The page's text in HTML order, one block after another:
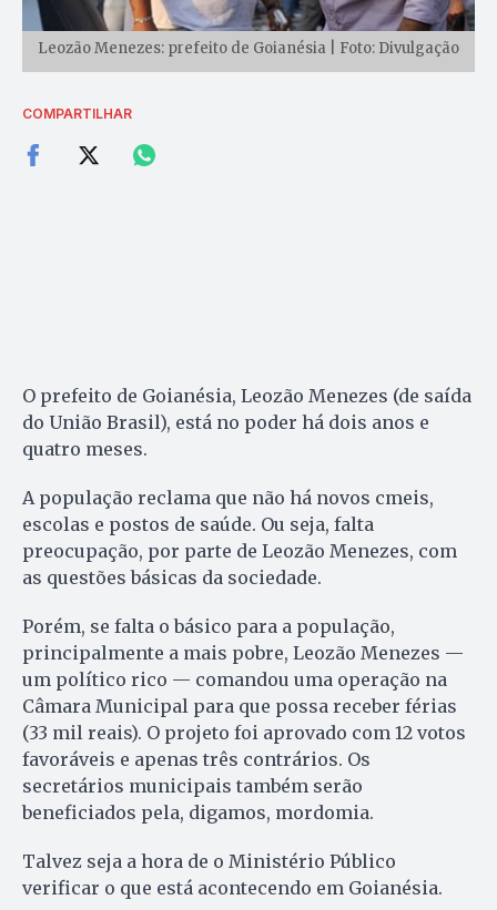
Leozão Menezes: prefeito de Goianésia | Foto: Divulgação
COMPARTILHAR
O prefeito de Goianésia, Leozão Menezes (de saída
do União Brasil), está no poder há dois anos e
quatro meses.
A população reclama que não há novos cmeis,
escolas e postos de saúde. Ou seja, falta
preocupação, por parte de Leozão Menezes, com
as questões básicas da sociedade.
Porém, se falta o básico para a população,
principalmente a mais pobre, Leozão Menezes —
um político rico — comandou uma operação na
Câmara Municipal para que possa receber férias
(33 mil reais). O projeto foi aprovado com 12 votos
favoráveis e apenas três contrários. Os
secretários municipais também serão
beneficiados pela, digamos, mordomia.
Talvez seja a hora de o Ministério Público
verificar o que está acontecendo em Goianésia.